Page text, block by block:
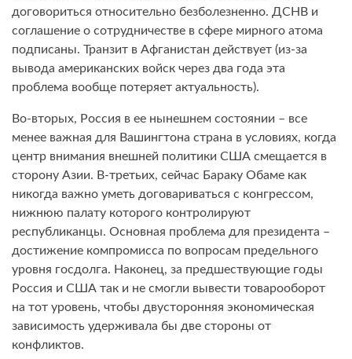
договориться относительно безболезненно. ДСНВ и
соглашение о сотрудничестве в сфере мирного атома
подписаны. Транзит в Афганистан действует (из-за
вывода американских войск через два года эта
проблема вообще потеряет актуальность).
Во-вторых, Россия в ее нынешнем состоянии – все
менее важная для Вашингтона страна в условиях, когда
центр внимания внешней политики США смещается в
сторону Азии. В-третьих, сейчас Бараку Обаме как
никогда важно уметь договариваться с конгрессом,
нижнюю палату которого контролируют
республиканцы. Основная проблема для президента –
достижение компромисса по вопросам предельного
уровня госдолга. Наконец, за предшествующие годы
Россия и США так и не смогли вывести товарооборот
на тот уровень, чтобы двусторонняя экономическая
зависимость удерживала бы две стороны от
конфликтов.